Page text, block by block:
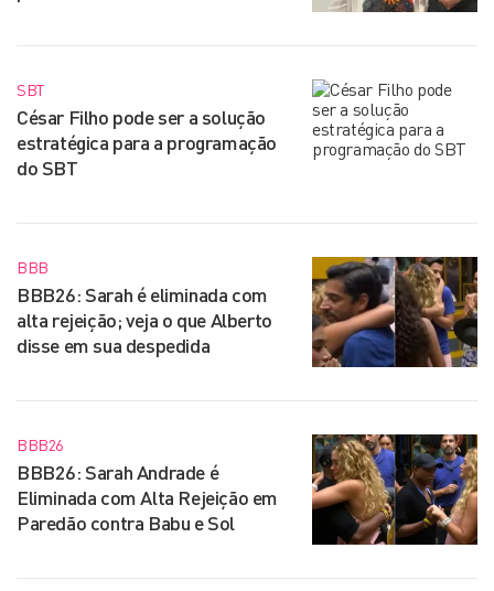
SBT
César Filho pode ser a solução
estratégica para a programação
do SBT
BBB
BBB26: Sarah é eliminada com
alta rejeição; veja o que Alberto
disse em sua despedida
BBB26
BBB26: Sarah Andrade é
Eliminada com Alta Rejeição em
Paredão contra Babu e Sol